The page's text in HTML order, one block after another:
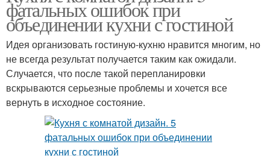
фатальных ошибок при
объединении кухни с гостиной
Идея организовать гостиную-кухню нравится многим, но
не всегда результат получается таким как ожидали.
Случается, что после такой перепланировки
вскрываются серьезные проблемы и хочется все
вернуть в исходное состояние.